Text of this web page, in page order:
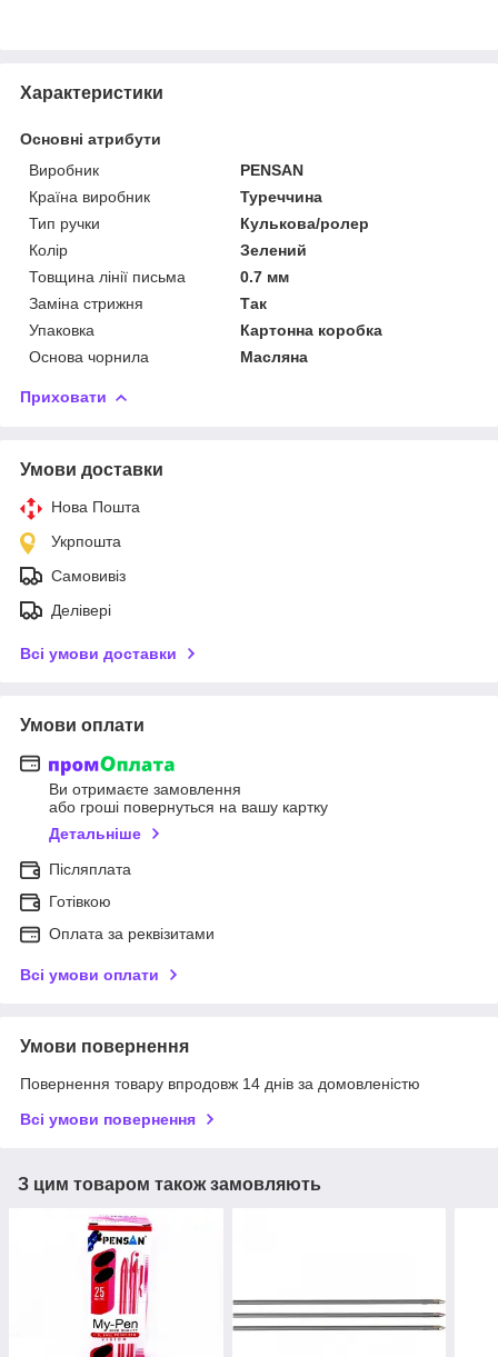
Характеристики
Основні атрибути
Виробник
PENSAN
Країна виробник
Туреччина
Тип ручки
Кулькова/ролер
Колір
Зелений
Товщина лінії письма
0.7 мм
Заміна стрижня
Так
Упаковка
Картонна коробка
Основа чорнила
Масляна
Приховати
Умови доставки
Нова Пошта
Укрпошта
Самовивіз
Делівері
Всі умови доставки
Умови оплати
Ви отримаєте замовлення
або гроші повернуться на вашу картку
Детальніше
Післяплата
Готівкою
Оплата за реквізитами
Всі умови оплати
Умови повернення
Повернення товару впродовж 14 днів за домовленістю
Всі умови повернення
З цим товаром також замовляють